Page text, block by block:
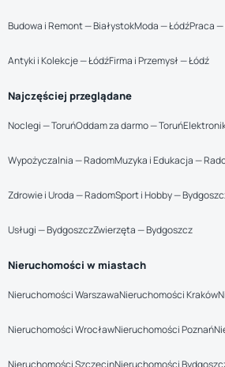
Budowa i Remont — BiałystokModa — ŁódźPraca —
Antyki i Kolekcje — ŁódźFirma i Przemysł — Łódź
Najczęściej przeglądane
Noclegi — ToruńOddam za darmo — Toruń
Wypożyczalnia — RadomMuzyka i Edukacja —
Zdrowie i Uroda — RadomSport i Hobby —
Usługi — BydgoszczZwierzęta — Bydgoszcz
Nieruchomości w miastach
Nieruchomości WarszawaNieruchomości Kraków
Nieruchomości WrocławNieruchomości Poznań
Nieruchomości SzczecinNieruchomości